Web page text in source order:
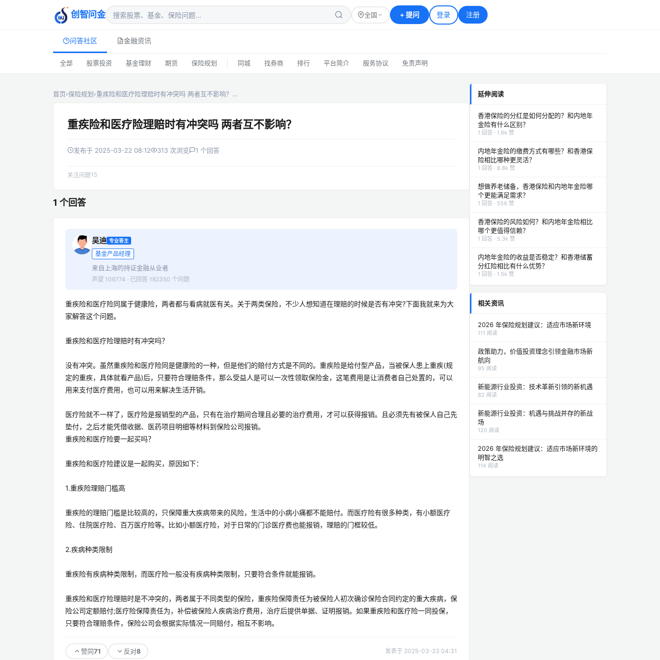
创智问金 全国 +提问 登录 注册
问答社区 金融资讯
全部 股票投资 基金理财 期货 保险规划 同城 找券商 排行 平台简介 服务协议 免责声明
首页›保险规划›重疾险和医疗险理赔时有冲突吗 两者互不影响？…
重疾险和医疗险理赔时有冲突吗 两者互不影响？
发布于 2025-03-22 08:12 313 次浏览 1 个回答
关注问题15
1 个回答
吴迪 专业答主
基金产品经理
来自上海的持证金融从业者
声望 106774 · 已回答 182350 个问题
重疾险和医疗险同属于健康险，两者都与看病就医有关。关于两类保险，不少人想知道在理赔的时候是否有冲突?下面我就来为大
家解答这个问题。
重疾险和医疗险理赔时有冲突吗？
没有冲突。虽然重疾险和医疗险同是健康险的一种，但是他们的赔付方式是不同的。重疾险是给付型产品，当被保人患上重疾(规
定的重疾，具体就看产品)后，只要符合理赔条件，那么受益人是可以一次性领取保险金，这笔费用是让消费者自己处置的，可以
用来支付医疗费用，也可以用来解决生活开销。
医疗险就不一样了，医疗险是报销型的产品，只有在治疗期间合理且必要的治疗费用，才可以获得报销。且必须先有被保人自己先
垫付，之后才能凭借收据、医药项目明细等材料到保险公司报销。
重疾险和医疗险要一起买吗？
重疾险和医疗险建议是一起购买，原因如下：
1.重疾险理赔门槛高
重疾险的理赔门槛是比较高的，只保障重大疾病带来的风险，生活中的小病小痛都不能赔付。而医疗险有很多种类，有小额医疗
险、住院医疗险、百万医疗险等。比如小额医疗险，对于日常的门诊医疗费也能报销，理赔的门框较低。
2.疾病种类限制
重疾险有疾病种类限制，而医疗险一般没有疾病种类限制，只要符合条件就能报销。
重疾险和医疗险理赔时是不冲突的，两者属于不同类型的保险，重疾险保障责任为被保险人初次确诊保险合同约定的重大疾病，保
险公司定额赔付;医疗险保障责任为，补偿被保险人疾病治疗费用，治疗后提供单据、证明报销。如果重疾险和医疗险一同投保，
只要符合理赔条件，保险公司会根据实际情况一同赔付，相互不影响。
赞同71 反对8 发表于 2025-03-23 04:31
延伸阅读
香港保险的分红是如何分配的？和内地年
金险有什么区别？
1 回答 · 1.6k 赞
内地年金险的缴费方式有哪些？和香港保
险相比哪种更灵活？
1 回答 · 8.8k 赞
想做养老储备，香港保险和内地年金险哪
个更能满足需求？
1 回答 · 556 赞
香港保险的风险如何？和内地年金险相比
哪个更值得信赖？
1 回答 · 5.3k 赞
内地年金险的收益是否稳定？和香港储蓄
分红险相比有什么优势？
1 回答 · 1.5k 赞
相关资讯
2026 年保险规划建议：适应市场新环境
111 阅读
政策助力，价值投资理念引领金融市场新
航向
95 阅读
新能源行业投资：技术革新引领的新机遇
82 阅读
新能源行业投资：机遇与挑战并存的新战
场
120 阅读
2026 年保险规划建议：适应市场新环境的
明智之选
114 阅读